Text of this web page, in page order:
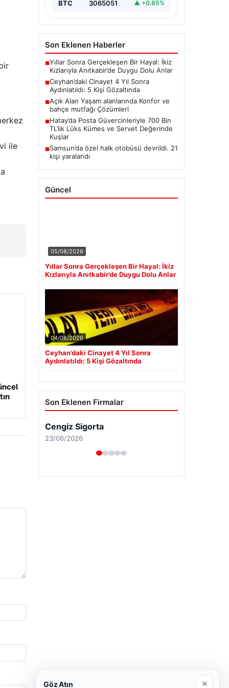
ile
BTC 3065051 ▲ +0.85%
Son Eklenen Haberler
■Yıllar Sonra Gerçekleşen Bir Hayal: İkiz
Kızlarıyla Anıtkabir’de Duygu Dolu Anlar
■Ceyhan’daki Cinayet 4 Yıl Sonra
Aydınlatıldı: 5 Kişi Gözaltında
■Açık Alan Yaşam alanlarında Konfor ve
bahçe mutfağı Çözümleri
■Hatay’da Posta Güvercinleriyle 700 Bin
TL’lik Lüks Kümes ve Servet Değerinde
Kuşlar
■Samsun’da özel halk otobüsü devrildi. 21
kişi yaralandı
Güncel
05/08/2026
Yıllar Sonra Gerçekleşen Bir Hayal: İkiz
Kızlarıyla Anıtkabir’de Duygu Dolu Anlar
04/08/2026
Ceyhan’daki Cinayet 4 Yıl Sonra
Aydınlatıldı: 5 Kişi Gözaltında
Son Eklenen Firmalar
Cengiz Sigorta
23/06/2026
Göz Atın ×